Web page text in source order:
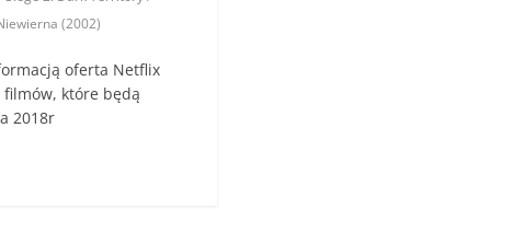
(2002)
oferta Netflix
filmów, które będą
2018r